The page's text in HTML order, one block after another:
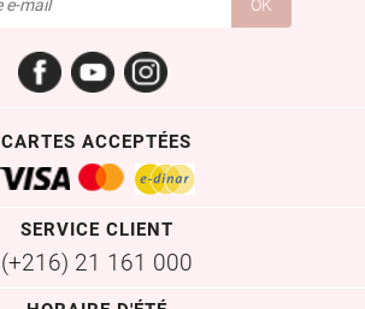
FacebookYouTubeInstagram
CARTES ACCEPTÉES
SERVICE CLIENT
(+216) 21 161 000